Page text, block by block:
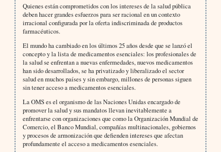
Quienes están comprometidos con los intereses de la salud pública
deben hacer grandes esfuerzos para ser racional en un contexto
irracional configurada por la oferta indiscriminada de productos
farmacéuticos.
El mundo ha cambiado en los últimos 25 años desde que se lanzó el
concepto y la lista de medicamentos esenciales: los profesionales de
la salud se enfrentan a nuevas enfermedades, nuevos medicamentos
han sido desarrollados, se ha privatizado y liberalizado el sector
salud en muchos países y sin embargo, millones de personas siguen
sin tener acceso a medicamentos esenciales.
La OMS es el organismo de las Naciones Unidas encargado de
promover la salud y sus mandatos llevan inevitablemente a
enfrentarse con organizaciones que como la Organización Mundial de
Comercio, el Banco Mundial, compañías multinacionales, gobiernos
y procesos de armonización que defienden intereses que afectan
profundamente el acceso a medicamentos esenciales.